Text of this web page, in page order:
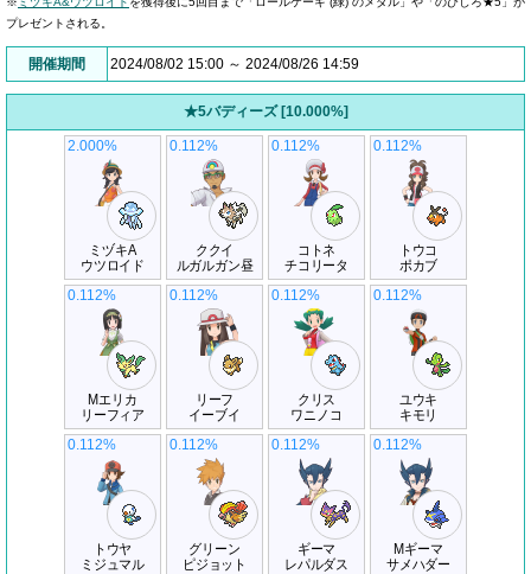
プレゼントされる。
開催期間 2024/08/02 15:00 ～ 2024/08/26 14:59
★5バディーズ [10.000%]
ミヅキA
ウツロイド
2.000%
ククイ
ルガルガン昼
0.112%
コトネ
チコリータ
0.112%
トウコ
ポカブ
0.112%
Mエリカ
リーフィア
0.112%
リーフ
イーブイ
0.112%
クリス
ワニノコ
0.112%
ユウキ
キモリ
0.112%
トウヤ
ミジュマル
0.112%
グリーン
ピジョット
0.112%
ギーマ
レパルダス
0.112%
Mギーマ
サメハダー
0.112%